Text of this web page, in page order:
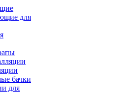
для
бачки
для